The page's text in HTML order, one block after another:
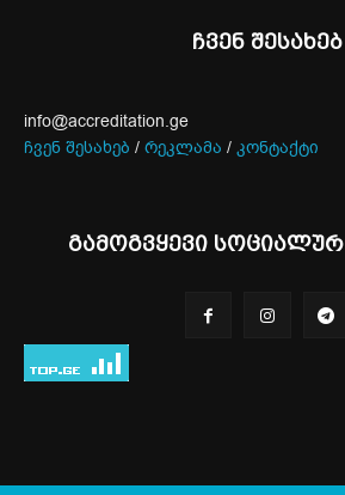
ჩვენ შესახებ
info@accreditation.ge
ჩვენ შესახებ / რეკლამა / კონტაქტი
გამოგვყევი